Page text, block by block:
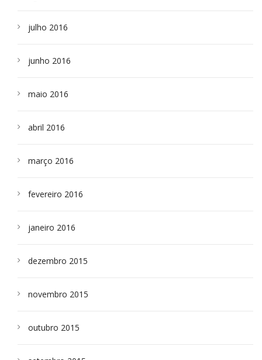
julho 2016
junho 2016
maio 2016
abril 2016
março 2016
fevereiro 2016
janeiro 2016
dezembro 2015
novembro 2015
outubro 2015